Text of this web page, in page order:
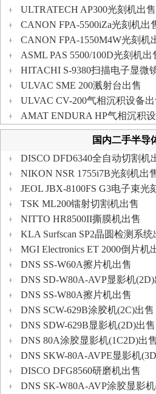
ULTRATECH AP300光刻机出售
CANON FPA-5500iZa光刻机出
CANON FPA-1550M4W光刻机
ASML PAS 5500/100D光刻机出
HITACHI S-9380扫描电子显微
ULVAC SME 200溅射台出售
ULVAC CV-200气相沉积设备出
AMAT ENDURA HP气相沉积
国内二手半导
DISCO DFD6340全自动切割机
NIKON NSR 1755i7B光刻机出
JEOL JBX-8100FS G3电子束光
TSK ML200镭射切割机出售
NITTO HR8500II撕膜机出售
KLA Surfscan SP2晶圆检测系统
MGI Electronics ET 2000倒片机
DNS SS-W60A擦片机出售
DNS SD-W80A-AVP显影机(2D)
DNS SS-W80A擦片机出售
DNS SCW-629B涂胶机(2C)出售
DNS SDW-629B显影机(2D)出售
DNS 80A涂胶显影机(1C2D)出售
DNS SKW-80A-AVPE显影机
DISCO DFG8560研磨机出售
DNS SK-W80A-AVP涂胶显影